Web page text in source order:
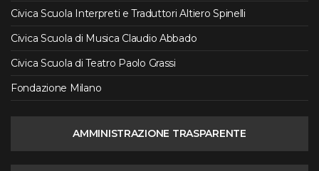
Civica Scuola Interpreti e Traduttori Altiero Spinelli
Civica Scuola di Musica Claudio Abbado
Civica Scuola di Teatro Paolo Grassi
Fondazione Milano
AMMINISTRAZIONE TRASPARENTE